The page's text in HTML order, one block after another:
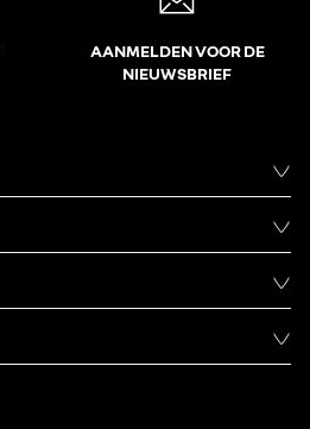
AANMELDEN VOOR DE
NIEUWSBRIEF